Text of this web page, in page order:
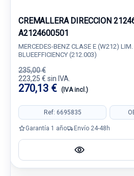
CREMALLERA DIRECCION
A2124600501
MERCEDES-BENZ CLASE E (W212)
BLUEEFFICIENCY (212.003)
235,00 €
223,25 € sin IVA.
270,13 € (IVA incl.)
Ref: 6695835
Garantía 1 año Envío 24-48h